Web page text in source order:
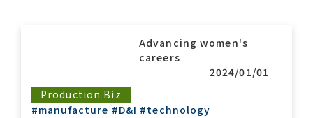
Advancing women's
careers
2024/01/01
Production Biz
#manufacture #D&I #technology